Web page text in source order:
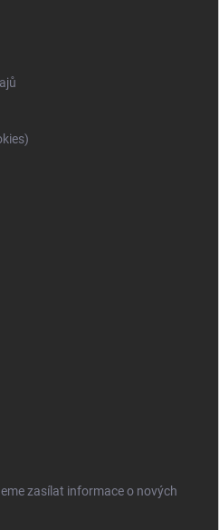
zasílat informace o nových